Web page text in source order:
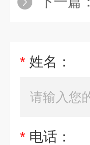
* 姓名：
* 电话：